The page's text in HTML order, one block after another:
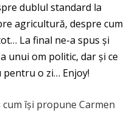
dublul standard la
agricultură, despre cum
La final ne-a spus și
unui om politic, dar și ce
pentru o zi… Enjoy!
își propune Carmen